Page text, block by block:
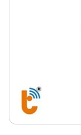
Vỏ